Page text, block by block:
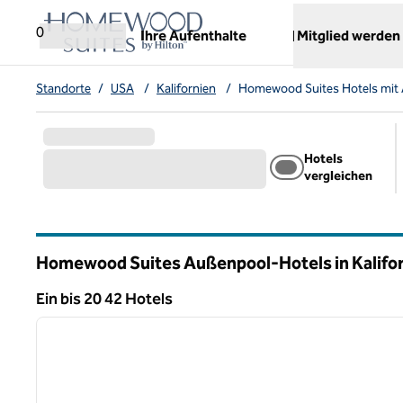
Weiter zum Inhalt
0
Ihre Aufenthalte
,öffnet neue Registerkarte
Mitglied werden
Standorte / USA / Kalifornien / Homewood Suites Hotels mit
Hotels
vergleichen
Homewood Suites Außenpool-Hotels in
Ein bis 20 42 Hotels
Ein 42 Hotel wird angezeigt
1 von 12